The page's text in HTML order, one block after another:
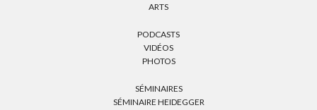
ARTS
PODCASTS
VIDÉOS
PHOTOS
SÉMINAIRES
SÉMINAIRE HEIDEGGER